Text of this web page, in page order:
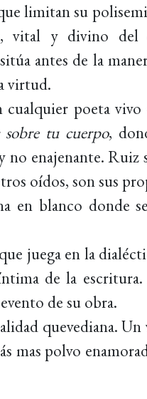
limitan su
vital y divino del
antes de la
virtud.
cualquier poeta
sobre tu cuerpo,
enajenante. Ruiz
oídos, son sus
en blanco donde
juega en la
de la
de su obra.
quevediana. Un
mas polvo